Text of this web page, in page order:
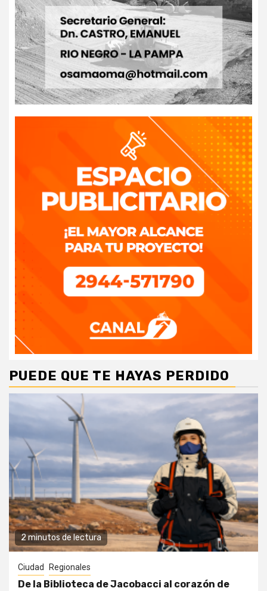
PUEDE QUE TE HAYAS PERDIDO
2 minutos de lectura
Ciudad Regionales
De la Biblioteca de Jacobacci al corazón de